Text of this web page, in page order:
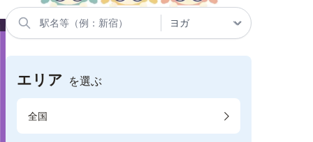
エリア を選ぶ
全国